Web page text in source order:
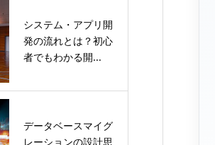
システム・アプリ開
発の流れとは？初心
者でもわかる開...
データベースマイグ
レーションの設計思